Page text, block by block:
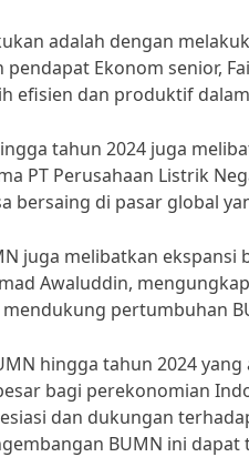
adalah dengan
Ekonom senior,
efisien dan produktif
tahun 2024 juga
PT Perusahaan Listrik
bersaing di pasar global
juga melibatkan
Awaluddin,
pertumbuhan
hingga tahun 2024
bagi perekonomian
dan dukungan
BUMN ini